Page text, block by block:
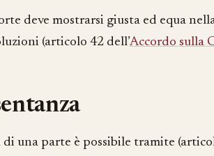
deve mostrarsi giusta ed equa
(articolo 42 dell’Accordo sulla
una parte è possibile tramite